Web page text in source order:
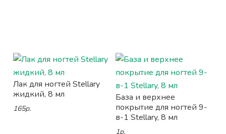
Лак для ногтей Stellary
жидкий, 8 мл
165р.
База и верхнее
покрытие для ногтей 9-
в-1 Stellary, 8 мл
1р.